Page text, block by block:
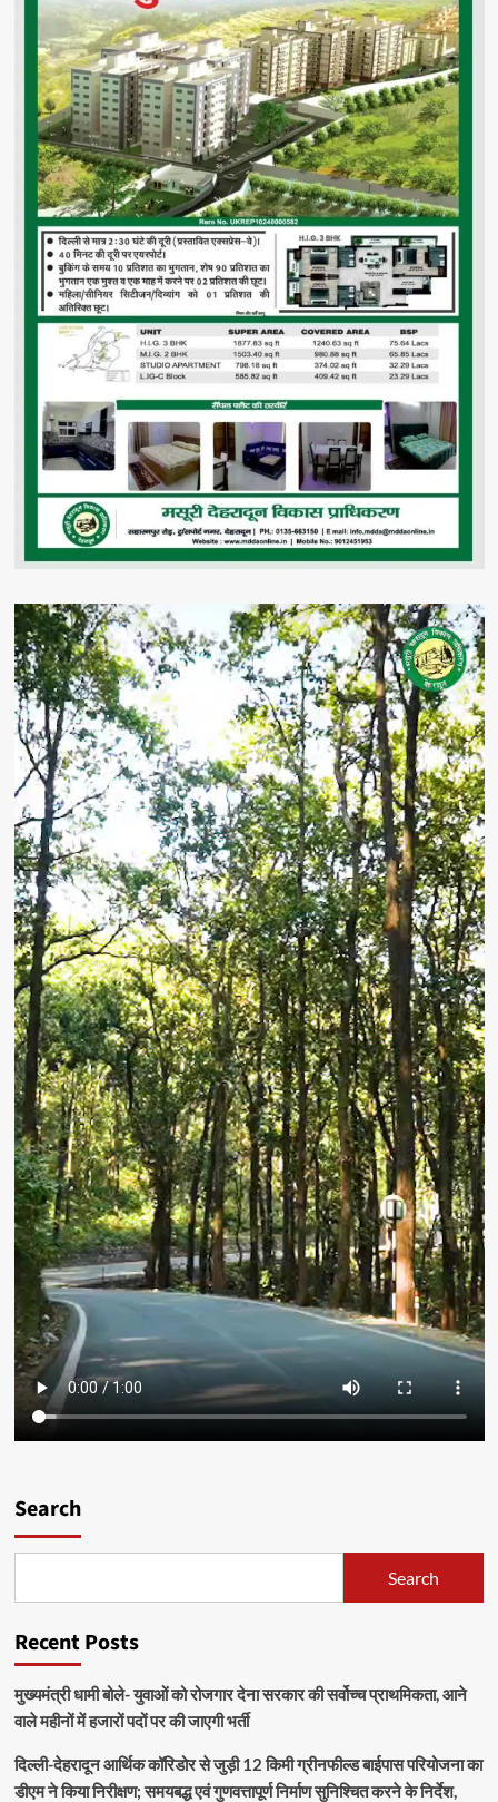
Search
Search
Recent Posts
मुख्यमंत्री धामी बोले- युवाओं को रोजगार देना सरकार की सर्वोच्च प्राथमिकता, आने
वाले महीनों में हजारों पदों पर की जाएगी भर्ती
दिल्ली-देहरादून आर्थिक कॉरिडोर से जुड़ी 12 किमी ग्रीनफील्ड बाईपास परियोजना का
डीएम ने किया निरीक्षण; समयबद्ध एवं गुणवत्तापूर्ण निर्माण सुनिश्चित करने के निर्देश,